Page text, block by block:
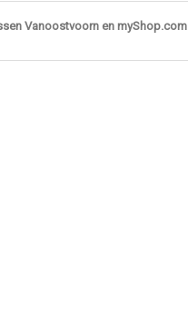
Vanoostvoorn en myShop.com